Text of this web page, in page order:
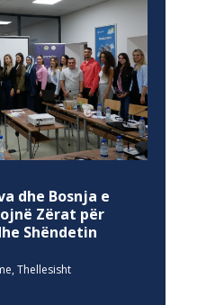
dhe Bosnja e
Zërat për
Shëndetin
, Thellesisht